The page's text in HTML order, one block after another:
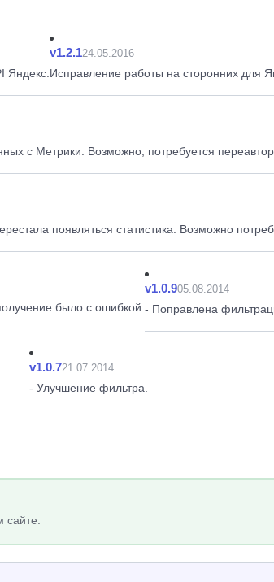
Яндекс.
v1.2.124.05.2016
Исправление работы на сторонних для
с Метрики. Возможно, потребуется
появляться статистика. Возможно
было с ошибкой.
v1.0.905.08.2014
- Поправлена
v1.0.721.07.2014
- Улучшение фильтра.